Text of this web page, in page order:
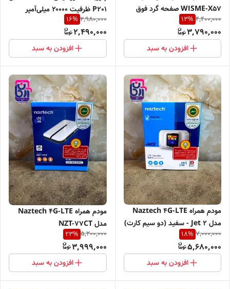
WISME-X57 صفحه گرد فوق
باریک ضد آب
4,400,000
13%
3,790,000
افزودن به سبد
P201 ظرفیت ۲۰۰۰۰ میلی‌آمپر
2,980,000
16%
2,490,000
افزودن به سبد
مودم همراه Naztech 4G-LTE
مدل Jet 2 - سفید (دو سیم کارت)
7,000,000
18%
5,680,000
افزودن به سبد
مودم همراه Naztech 4G-LTE
مدل NZT-77CT
5,200,000
23%
3,999,000
افزودن به سبد